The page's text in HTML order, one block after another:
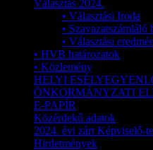
Választás 2024.
• Választási Iroda
• Szavazatszámláló
• Választási
• HVB határozatok
• Közlemény
HELYI
ÖNKORMÁNYZATI
E-PAPÍR
Közérdekű adatok
2024. évi zárt Képviselő-
Hirdetmények